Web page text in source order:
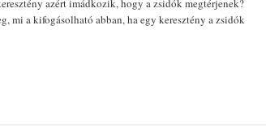
azért imádkozik, hogy a zsidók megtérjenek?
mi a kifogásolható abban, ha egy keresztény a zsidók